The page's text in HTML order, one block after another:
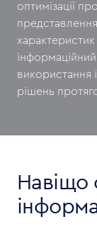
оптимізації
використання
рішень
Навіщо